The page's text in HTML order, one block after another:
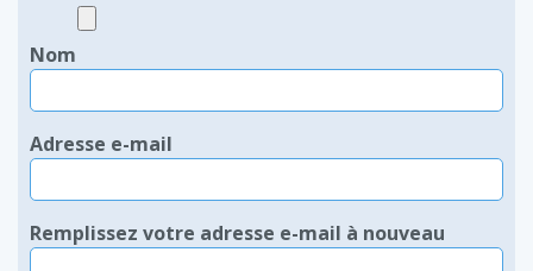
Nom
Adresse e-mail
Remplissez votre adresse e-mail à nouveau